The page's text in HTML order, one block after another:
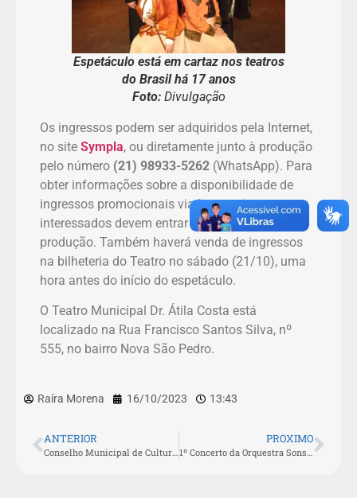
Espetáculo está em cartaz nos teatros
do Brasil há 17 anos
Foto: Divulgação
Os ingressos podem ser adquiridos pela Internet,
no site Sympla, ou diretamente junto à produção
pelo número (21) 98933-5262 (WhatsApp). Para
obter informações sobre a disponibilidade de
ingressos promocionais via lista amiga, os
interessados devem entrar em contato com a
produção. Também haverá venda de ingressos
na bilheteria do Teatro no sábado (21/10), uma
hora antes do início do espetáculo.
O Teatro Municipal Dr. Átila Costa está
localizado na Rua Francisco Santos Silva, nº
555, no bairro Nova São Pedro.
Raíra Morena 16/10/2023 13:43
ANTERIOR
Conselho Municipal de Cultura promove reunião aberta nesta terça (17)
PROXIMO
1º Concerto da Orquestra Sons da Aldeia apresenta clássicos nacionais e internacionais